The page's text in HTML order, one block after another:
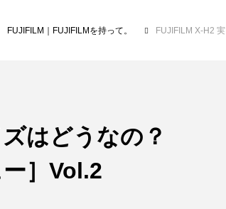
FUJIFILM｜FUJIFILMを持って。 FUJIFILM X-H2 実際ノイズはどうなの？［FUJIFILM X-H2 レビュー］Vol.2
はどうなの？
］Vol.2